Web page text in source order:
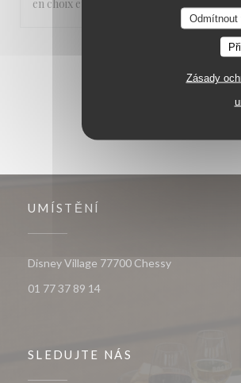
Odmítnout
Zásady
en choix et les serveurs très parisiens.
UMÍSTĚNÍ
Disney Village 77700 Chessy((otevře se v
01 77 37 89 14
SLEDUJTE NÁS